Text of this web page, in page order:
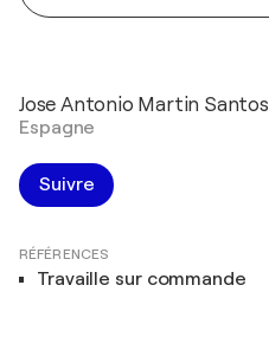
Jose Antonio Martin Santos
Espagne
Suivre
RÉFÉRENCES
Travaille sur commande